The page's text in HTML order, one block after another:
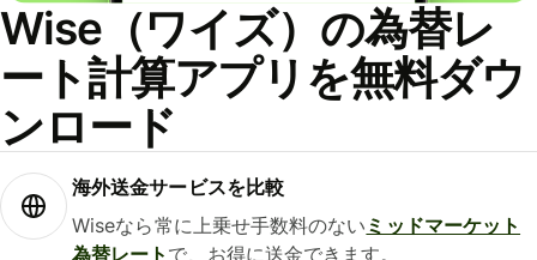
Wise（ワイズ）の為替レ
ート計算アプリを無料ダウ
ンロード
海外送金サービスを比較
Wiseなら常に上乗せ手数料のない ミッドマーケット
為替レート で、お得に送金できます。